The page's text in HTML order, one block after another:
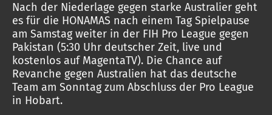
Nach der Niederlage gegen starke Australier geht
es für die HONAMAS nach einem Tag Spielpause
am Samstag weiter in der FIH Pro League gegen
Pakistan (5:30 Uhr deutscher Zeit, live und
kostenlos auf MagentaTV). Die Chance auf
Revanche gegen Australien hat das deutsche
Team am Sonntag zum Abschluss der Pro League
in Hobart.